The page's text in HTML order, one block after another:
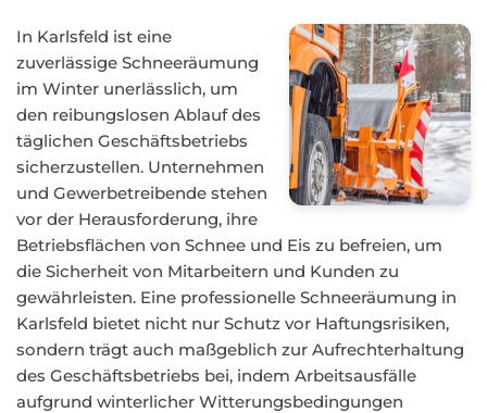
In Karlsfeld ist eine
zuverlässige Schneeräumung
im Winter unerlässlich, um
den reibungslosen Ablauf des
täglichen Geschäftsbetriebs
sicherzustellen. Unternehmen
und Gewerbetreibende stehen
vor der Herausforderung, ihre
Betriebsflächen von Schnee und Eis zu befreien, um
die Sicherheit von Mitarbeitern und Kunden zu
gewährleisten. Eine professionelle Schneeräumung in
Karlsfeld bietet nicht nur Schutz vor Haftungsrisiken,
sondern trägt auch maßgeblich zur Aufrechterhaltung
des Geschäftsbetriebs bei, indem Arbeitsausfälle
aufgrund winterlicher Witterungsbedingungen